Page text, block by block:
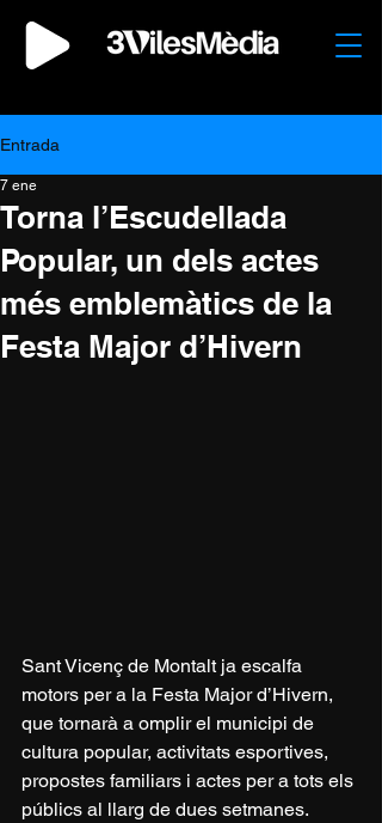
Entrada
Torna l’Escudellada
Popular, un dels actes
més emblemàtics de la
Festa Major d’Hivern
7 ene
Sant Vicenç de Montalt ja escalfa
motors per a la Festa Major d’Hivern,
que tornarà a omplir el municipi de
cultura popular, activitats esportives,
propostes familiars i actes per a tots els
públics al llarg de dues setmanes.